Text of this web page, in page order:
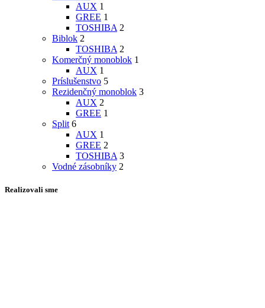
AUX 1
GREE 1
TOSHIBA 2
Biblok 2
TOSHIBA 2
Komerčný monoblok 1
AUX 1
Príslušenstvo 5
Rezidenčný monoblok 3
AUX 2
GREE 1
Split 6
AUX 1
GREE 2
TOSHIBA 3
Vodné zásobníky 2
Realizovali sme